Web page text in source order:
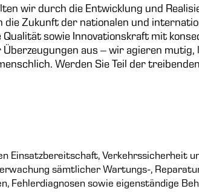
wir durch die Entwicklung und
Zukunft der nationalen und
sowie Innovationskraft mit
aus – wir agieren
Werden Sie Teil der
Einsatzbereitschaft, Verkehrssicherheit
sämtlicher Wartungs-,
Fehlerdiagnosen sowie eigenständige